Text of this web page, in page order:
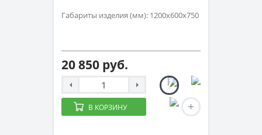
Габариты изделия (мм): 1200х600х750
20 850 руб.
В КОРЗИНУ